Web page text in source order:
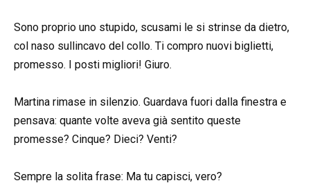
Sono proprio uno stupido, scusami le si strinse da dietro,
col naso sullincavo del collo. Ti compro nuovi biglietti,
promesso. I posti migliori! Giuro.
Martina rimase in silenzio. Guardava fuori dalla finestra e
pensava: quante volte aveva già sentito queste
promesse? Cinque? Dieci? Venti?
Sempre la solita frase: Ma tu capisci, vero?